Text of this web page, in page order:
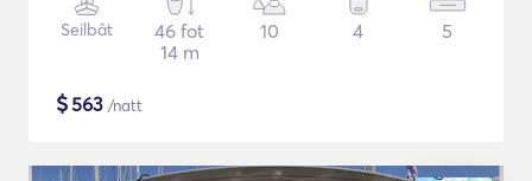
Seilbåt
46 fot
14 m
10 4 5
$563 /natt